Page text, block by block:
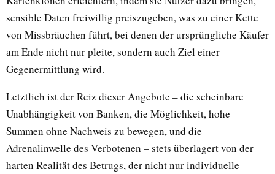
sensible Daten freiwillig preiszugeben, was zu einer Kette
von Missbräuchen führt, bei denen der ursprüngliche Käufer
am Ende nicht nur pleite, sondern auch Ziel einer
Gegenermittlung wird.
Letztlich ist der Reiz dieser Angebote – die scheinbare
Unabhängigkeit von Banken, die Möglichkeit, hohe
Summen ohne Nachweis zu bewegen, und die
Adrenalinwelle des Verbotenen – stets überlagert von der
harten Realität des Betrugs, der nicht nur individuelle